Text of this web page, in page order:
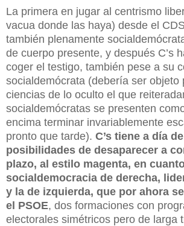
La primera en jugar al centrismo
vacua donde las haya) desde el
también plenamente
de cuerpo presente, y después C’s
coger el testigo, también pese a su
socialdemócrata (debería ser objeto
ciencias de lo oculto el que
socialdemócratas se presenten
encima terminar invariablemente
pronto que tarde). C’s tiene a día
posibilidades de desaparecer a
plazo, al estilo magenta, en
socialdemocracia de derecha,
y la de izquierda, que por ahora
el PSOE, dos formaciones con
electorales simétricos pero de larga